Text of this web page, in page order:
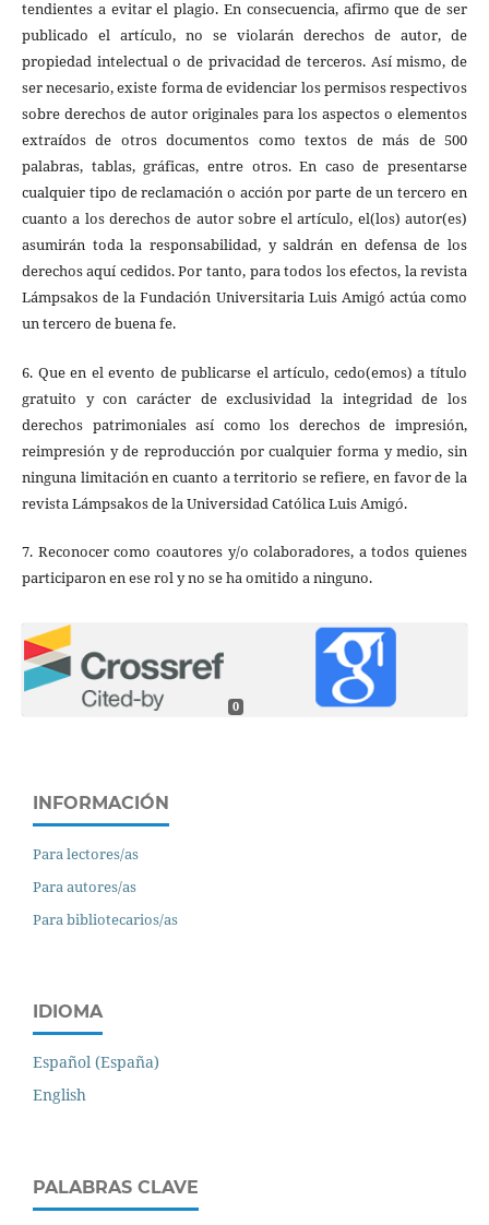
tendientes a evitar el plagio. En consecuencia, afirmo que de ser
publicado el artículo, no se violarán derechos de autor, de
propiedad intelectual o de privacidad de terceros. Así mismo, de
ser necesario, existe forma de evidenciar los permisos respectivos
sobre derechos de autor originales para los aspectos o elementos
extraídos de otros documentos como textos de más de 500
palabras, tablas, gráficas, entre otros. En caso de presentarse
cualquier tipo de reclamación o acción por parte de un tercero en
cuanto a los derechos de autor sobre el artículo, el(los) autor(es)
asumirán toda la responsabilidad, y saldrán en defensa de los
derechos aquí cedidos. Por tanto, para todos los efectos, la revista
Lámpsakos de la Fundación Universitaria Luis Amigó actúa como
un tercero de buena fe.
6. Que en el evento de publicarse el artículo, cedo(emos) a título
gratuito y con carácter de exclusividad la integridad de los
derechos patrimoniales así como los derechos de impresión,
reimpresión y de reproducción por cualquier forma y medio, sin
ninguna limitación en cuanto a territorio se refiere, en favor de la
revista Lámpsakos de la Universidad Católica Luis Amigó.
7. Reconocer como coautores y/o colaboradores, a todos quienes
participaron en ese rol y no se ha omitido a ninguno.
0
INFORMACIÓN
Para lectores/as
Para autores/as
Para bibliotecarios/as
IDIOMA
Español (España)
English
PALABRAS CLAVE